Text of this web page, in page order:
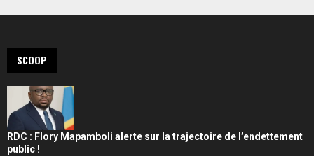
SCOOP
RDC : Flory Mapamboli alerte sur la trajectoire de l’endettement
public !